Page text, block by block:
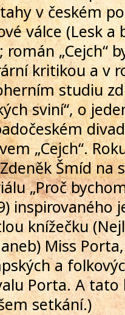
v českém
válce (Lesk a
„Cejch“
kritikou a v
studiu
sviní“, o
„Cejch“.
Šmíd na
„Proč
inspirovaného
knížečku
Miss
a
Porta. A tato
setkání.)